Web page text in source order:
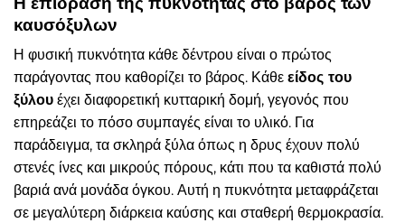
καυσόξυλων
Η φυσική πυκνότητα κάθε δέντρου είναι ο πρώτος
παράγοντας που καθορίζει το βάρος. Κάθε είδος του
ξύλου έχει διαφορετική κυτταρική δομή, γεγονός που
επηρεάζει το πόσο συμπαγές είναι το υλικό. Για
παράδειγμα, τα σκληρά ξύλα όπως η δρυς έχουν πολύ
στενές ίνες και μικρούς πόρους, κάτι που τα καθιστά πολύ
βαριά ανά μονάδα όγκου. Αυτή η πυκνότητα μεταφράζεται
σε μεγαλύτερη διάρκεια καύσης και σταθερή θερμοκρασία.